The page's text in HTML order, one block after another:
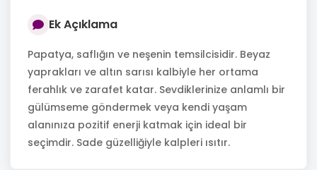
Ek Açıklama
Papatya, saflığın ve neşenin temsilcisidir. Beyaz
yaprakları ve altın sarısı kalbiyle her ortama
ferahlık ve zarafet katar. Sevdiklerinize anlamlı bir
gülümseme göndermek veya kendi yaşam
alanınıza pozitif enerji katmak için ideal bir
seçimdir. Sade güzelliğiyle kalpleri ısıtır.